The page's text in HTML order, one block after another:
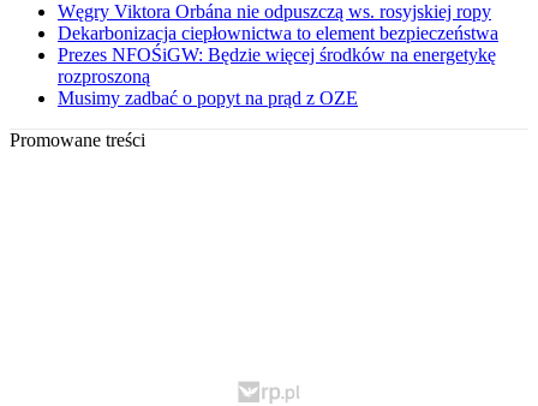
Węgry Viktora Orbána nie odpuszczą ws. rosyjskiej ropy
Dekarbonizacja ciepłownictwa to element bezpieczeństwa
Prezes NFOŚiGW: Będzie więcej środków na energetykę
rozproszoną
Musimy zadbać o popyt na prąd z OZE
Promowane treści